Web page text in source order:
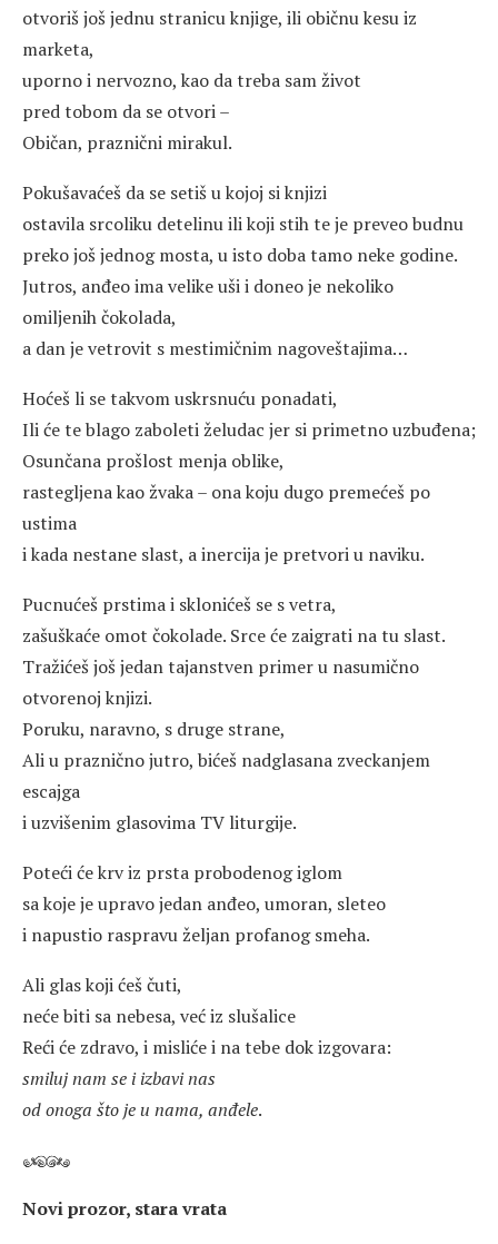
otvoriš još jednu stranicu knjige, ili običnu kesu iz
marketa,
uporno i nervozno, kao da treba sam život
pred tobom da se otvori –
Običan, praznični mirakul.
Pokušavaćeš da se setiš u kojoj si knjizi
ostavila srcoliku detelinu ili koji stih te je preveo budnu
preko još jednog mosta, u isto doba tamo neke godine.
Jutros, anđeo ima velike uši i doneo je nekoliko
omiljenih čokolada,
a dan je vetrovit s mestimičnim nagoveštajima…
Hoćeš li se takvom uskrsnuću ponadati,
Ili će te blago zaboleti želudac jer si primetno uzbuđena;
Osunčana prošlost menja oblike,
rastegljena kao žvaka – ona koju dugo premećeš po
ustima
i kada nestane slast, a inercija je pretvori u naviku.
Pucnućeš prstima i sklonićeš se s vetra,
zašuškaće omot čokolade. Srce će zaigrati na tu slast.
Tražićeš još jedan tajanstven primer u nasumično
otvorenoj knjizi.
Poruku, naravno, s druge strane,
Ali u praznično jutro, bićeš nadglasana zveckanjem
escajga
i uzvišenim glasovima TV liturgije.
Poteći će krv iz prsta probodenog iglom
sa koje je upravo jedan anđeo, umoran, sleteo
i napustio raspravu željan profanog smeha.
Ali glas koji ćeš čuti,
neće biti sa nebesa, već iz slušalice
Reći će zdravo, i misliće i na tebe dok izgovara:
smiluj nam se i izbavi nas
od onoga što je u nama, anđele.
Novi prozor, stara vrata